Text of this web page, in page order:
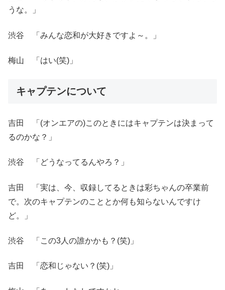
うな。」
渋谷 「みんな恋和が大好きですよ～。」
梅山 「はい(笑)」
キャプテンについて
吉田 「(オンエアの)このときにはキャプテンは決まって
るのかな？」
渋谷 「どうなってるんやろ？」
吉田 「実は、今、収録してるときは彩ちゃんの卒業前
で。次のキャプテンのこととか何も知らないんですけ
ど。」
渋谷 「この3人の誰かかも？(笑)」
吉田 「恋和じゃない？(笑)」